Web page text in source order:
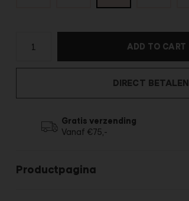
ADD TO CART
DIRECT BETALEN
Gratis verzending
Vanaf €75,-
Productpagina